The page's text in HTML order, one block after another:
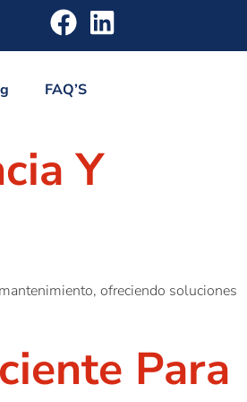
FAQ’S
Y
ofreciendo soluciones
Para